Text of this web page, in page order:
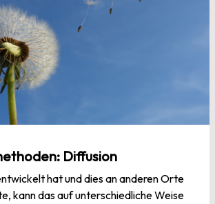
Diffusion
hat und dies an anderen Orte
kann das auf unterschiedliche Weise